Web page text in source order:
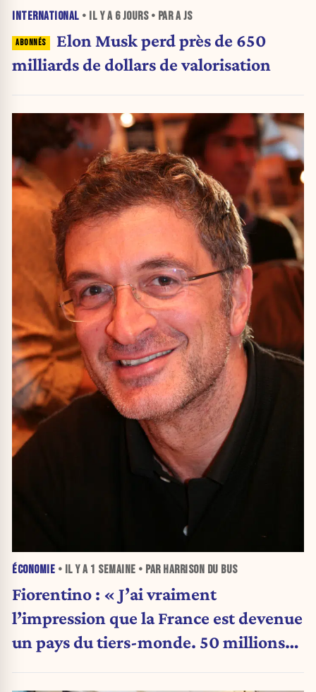
INTERNATIONAL • IL Y A 6 JOURS• PAR A JS
Elon Musk perd près de 650
milliards de dollars de valorisation
ÉCONOMIE • IL Y A 1 SEMAINE • PAR HARRISON DU BUS
Fiorentino : « J’ai vraiment
l’impression que la France est devenue
un pays du tiers-monde. 50 millions